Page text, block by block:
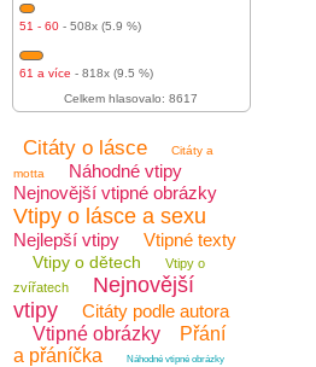
51 - 60 - 508x (5.9 %)
61 a více - 818x (9.5 %)
Celkem hlasovalo: 8617
Citáty o lásce
Citáty a
motta
Náhodné vtipy
Nejnovější vtipné obrázky
Vtipy o lásce a sexu
Nejlepší vtipy Vtipné texty
Vtipy o dětech
Vtipy o
zvířatech
Nejnovější
vtipy
Citáty podle autora
Vtipné obrázky
Přání
a přáníčka
Náhodné vtipné obrázky